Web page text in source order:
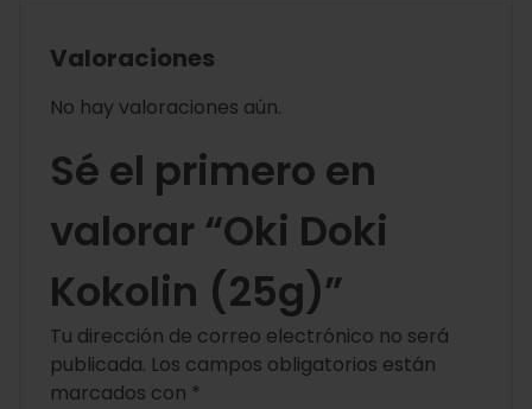
Valoraciones
No hay valoraciones aún.
Sé el primero en
valorar “Oki Doki
Kokolin (25g)”
Tu dirección de correo electrónico no será
publicada. Los campos obligatorios están
marcados con *